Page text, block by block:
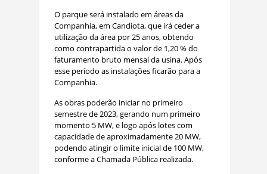
O parque será instalado em áreas da
Companhia, em Candiota, que irá ceder a
utilização da área por 25 anos, obtendo
como contrapartida o valor de 1,20 % do
faturamento bruto mensal da usina. Após
esse período as instalações ficarão para a
Companhia.
As obras poderão iniciar no primeiro
semestre de 2023, gerando num primeiro
momento 5 MW, e logo após lotes com
capacidade de aproximadamente 20 MW,
podendo atingir o limite inicial de 100 MW,
conforme a Chamada Pública realizada.